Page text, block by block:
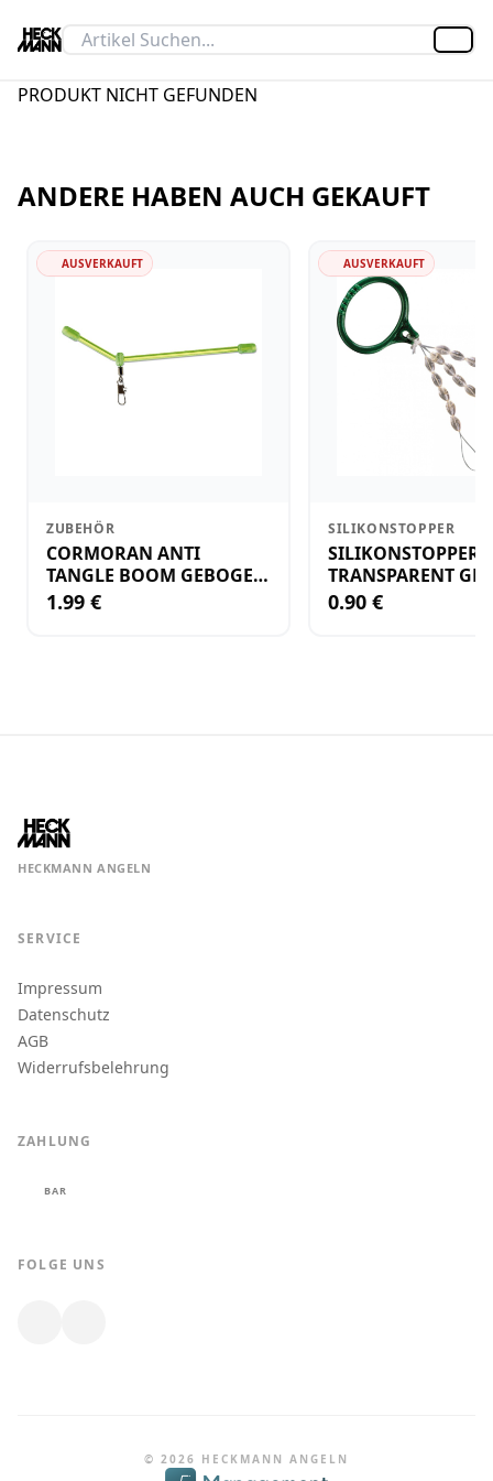
PRODUKT NICHT GEFUNDEN
ANDERE HABEN AUCH GEKAUFT
AUSVERKAUFT
ZUBEHÖR
CORMORAN ANTI
TANGLE BOOM GEBOGEN
12CM M.WIRBEL(PLASTIK)
1.99 €
AUSVERKAUFT
SILIKONSTOPPER
SILIKONSTOPPER
TRANSPARENT
KLEIN
0.90 €
HECKMANN ANGELN
SERVICE
Impressum
Datenschutz
AGB
Widerrufsbelehrung
ZAHLUNG
BAR
FOLGE UNS
© 2026 HECKMANN ANGELN